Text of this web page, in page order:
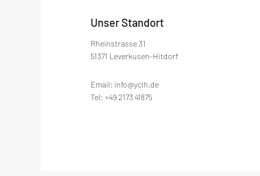
Unser Standort
Rheinstrasse 31
51371 Leverkusen-Hitdorf
Email: info@yclh.de
Tel: +49 2173 41875